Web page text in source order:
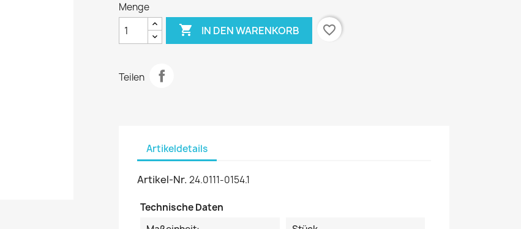
Menge
 IN DEN WARENKORB favorite_border
Teilen
Artikeldetails
Artikel-Nr. 24.0111-0154.1
Technische Daten